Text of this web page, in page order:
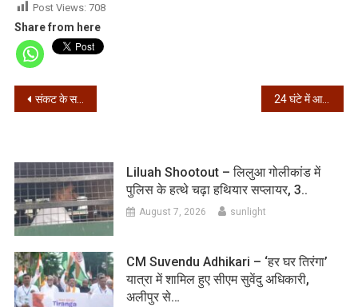
Post Views: 708
Share from here
Post
संकट के समय शुतुरमुर्ग बन गई मोदी सरकार – राहुल गांधी 24 घंटे में आए 90,802 नए मामले, 1016 लोगों की मौत
Liluah Shootout – लिलुआ गोलीकांड में
पुलिस के हत्थे चढ़ा हथियार सप्लायर, 3..
August 7, 2026 sunlight
CM Suvendu Adhikari – ‘हर घर तिरंगा’
यात्रा में शामिल हुए सीएम सुवेंदु अधिकारी,
अलीपुर से…